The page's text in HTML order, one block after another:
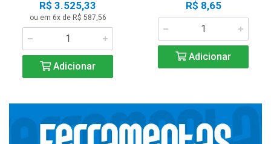
R$ 3.525,33
ou em 6x de R$ 587,56
Adicionar
R$ 8,65
Adicionar